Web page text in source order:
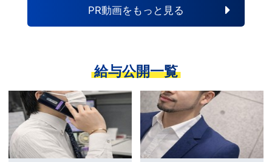
PR動画をもっと見る
給与公開一覧